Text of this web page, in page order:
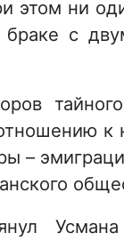
этом ни
браке с
–